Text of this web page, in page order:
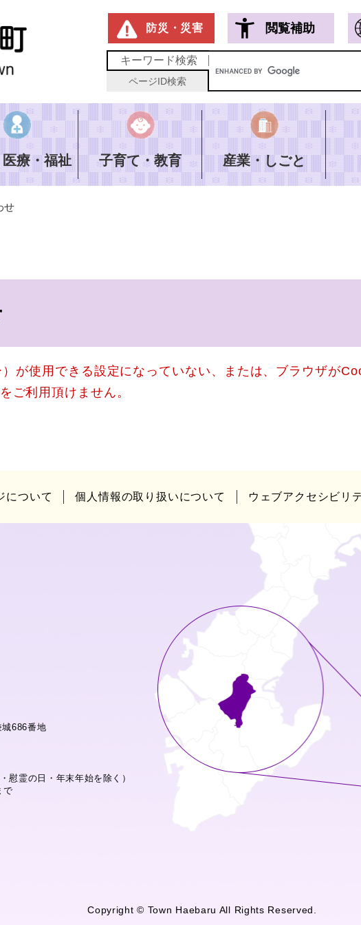
防災・災害 閲覧補助
キーワード検索
ページID検索
療・福祉 子育て・教育 産業・しごと
せ
が使用できる設定になっていない、または、ブラウザが
ご利用頂けません。
について 個人情報の取り扱いについて ウェブアクセシビリ
686番地
慰霊の日・年末年始を除く）
で
Copyright © Town Haebaru All Rights Reserved.